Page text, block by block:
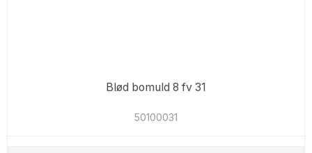
Blød bomuld 8 fv 31
50100031